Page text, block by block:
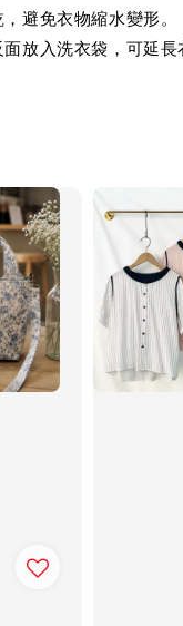
避免衣物縮水變形。
放入洗衣袋，可延長